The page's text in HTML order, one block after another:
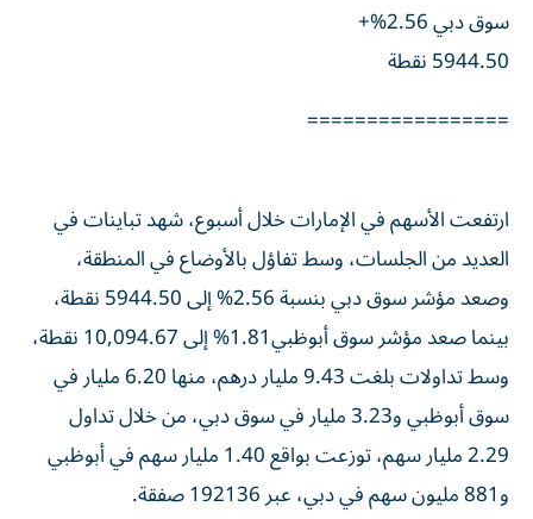
سوق دبي 2.56%+
5944.50 نقطة
=================
ارتفعت الأسهم في الإمارات خلال أسبوع، شهد تباينات في
العديد من الجلسات، وسط تفاؤل بالأوضاع في المنطقة،
وصعد مؤشر سوق دبي بنسبة 2.56% إلى 5944.50 نقطة،
بينما صعد مؤشر سوق أبوظبي1.81% إلى 10,094.67 نقطة،
وسط تداولات بلغت 9.43 مليار درهم، منها 6.20 مليار في
سوق أبوظبي و3.23 مليار في سوق دبي، من خلال تداول
2.29 مليار سهم، توزعت بواقع 1.40 مليار سهم في أبوظبي
و881 مليون سهم في دبي، عبر 192136 صفقة.